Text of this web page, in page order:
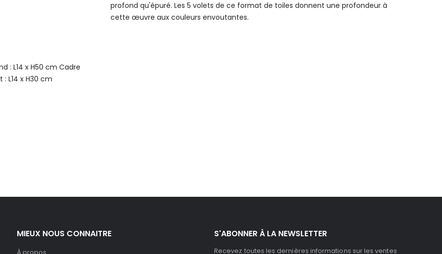
profond qu'épuré. Les 5 volets de ce format de toiles donnent une profondeur à
cette œuvre aux couleurs envoutantes.
: L14 x H50 cm Cadre
: L14 x H30 cm
MIEUX NOUS CONNAITRE S'ABONNER À LA NEWSLETTER
Recevez toutes les dernières informations sur les ventes